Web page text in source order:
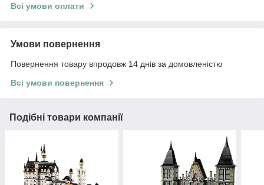
Всі умови оплати
Умови повернення
Повернення товару впродовж 14 днів за домовленістю
Всі умови повернення
Подібні товари компанії